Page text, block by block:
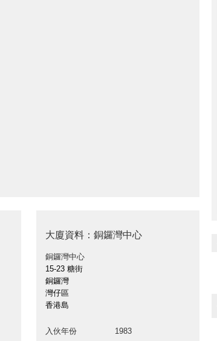
大廈資料：銅鑼灣中心
銅鑼灣中心
15-23 糖街
銅鑼灣
灣仔區
香港島
入伙年份
1983